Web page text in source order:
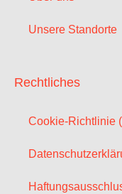
Unsere Standorte
Rechtliches
Cookie-Richtlinie